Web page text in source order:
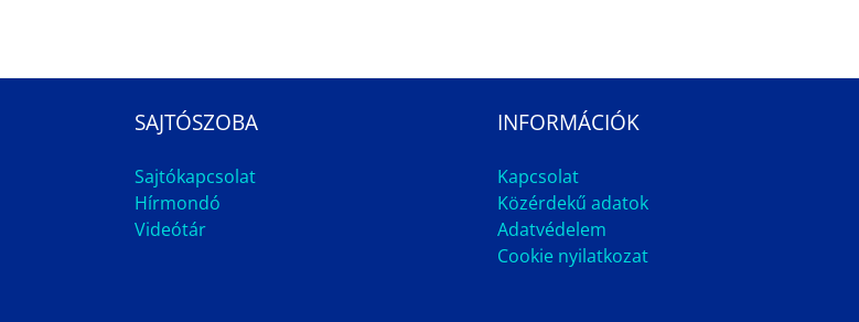
SAJTÓSZOBA
Sajtókapcsolat
Hírmondó
Videótár
INFORMÁCIÓK
Kapcsolat
Közérdekű adatok
Adatvédelem
Cookie nyilatkozat